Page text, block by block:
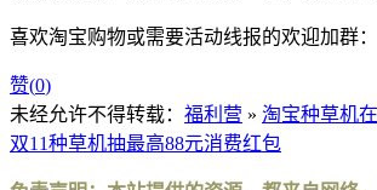
喜欢淘宝购物或需要活动线报的欢迎加群：
赞(0)
未经允许不得转载： 福利营 » 淘宝种草机
双11种草机抽最高88元消费红包